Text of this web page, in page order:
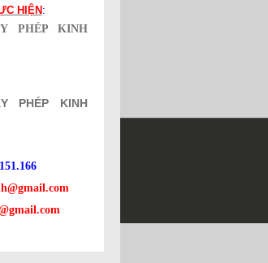
HIỆN:
PHÉP KINH
PHÉP KINH